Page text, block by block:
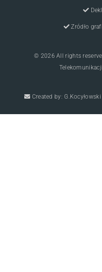
Zródło
© 2026 All rights
Created by: G.Kocyłowski